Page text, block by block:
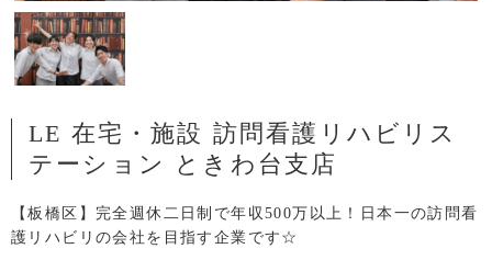
LE 在宅・施設 訪問看護リハビリス
テーション ときわ台支店
【板橋区】完全週休二日制で年収500万以上！日本一の訪問看
護リハビリの会社を目指す企業です☆